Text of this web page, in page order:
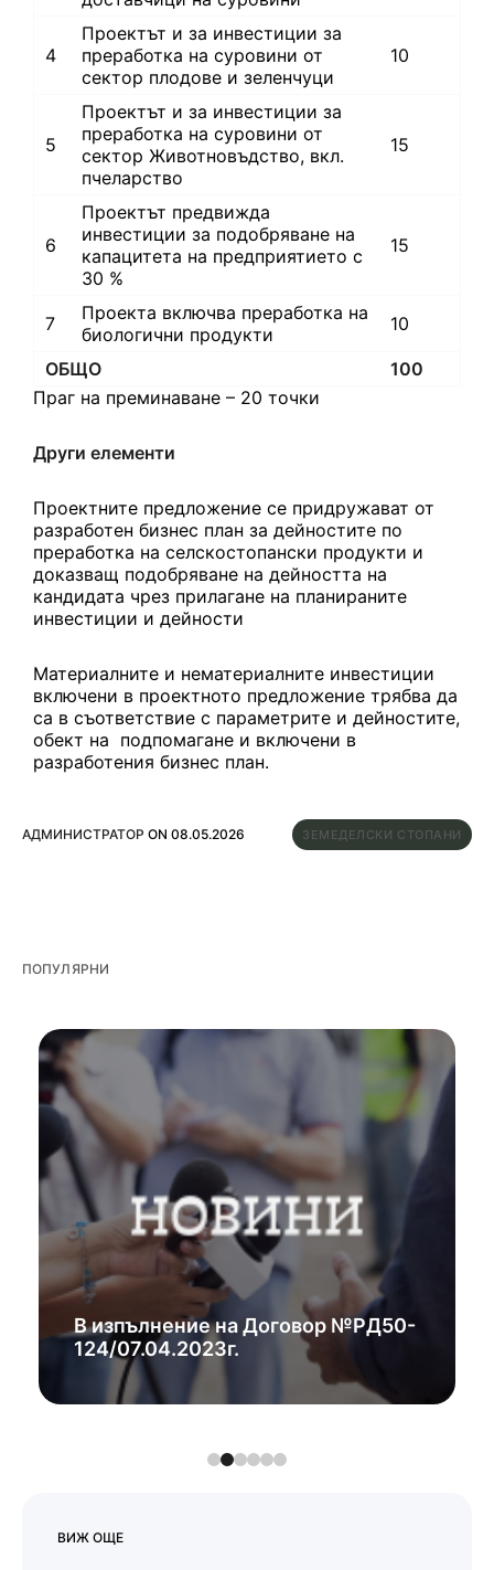
4
Проектът и за инвестиции за
преработка на суровини от
сектор плодове и зеленчуци
10
5
Проектът и за инвестиции за
преработка на суровини от
сектор Животновъдство, вкл.
пчеларство
15
6
Проектът предвижда
инвестиции за подобряване на
капацитета на предприятието с
30 %
15
7
Проекта включва преработка на
биологични продукти
10
ОБЩО
100
Праг на преминаване – 20 точки
Други елементи
Проектните предложение се придружават от
разработен бизнес план за дейностите по
преработка на селскостопански продукти и
доказващ подобряване на дейността на
кандидата чрез прилагане на планираните
инвестиции и дейности
Материалните и нематериалните инвестиции
включени в проектното предложение трябва да
са в съответствие с параметрите и дейностите,
обект на подпомагане и включени в
разработения бизнес план.
АДМИНИСТРАТОР ON 08.05.2026 ЗЕМЕДЕЛСКИ СТОПАНИ
ПОПУЛЯРНИ
В изпълнение на Договор №РД50-
124/07.04.2023г.
ВИЖ ОЩЕ